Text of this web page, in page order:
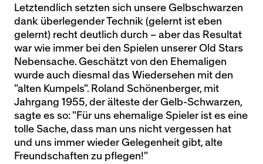
Letztendlich setzten sich unsere Gelbschwarzen
dank überlegender Technik (gelernt ist eben
gelernt) recht deutlich durch – aber das Resultat
war wie immer bei den Spielen unserer Old Stars
Nebensache. Geschätzt von den Ehemaligen
wurde auch diesmal das Wiedersehen mit den
"alten Kumpels". Roland Schönenberger, mit
Jahrgang 1955, der älteste der Gelb-Schwarzen,
sagte es so: "Für uns ehemalige Spieler ist es eine
tolle Sache, dass man uns nicht vergessen hat
und uns immer wieder Gelegenheit gibt, alte
Freundschaften zu pflegen!"